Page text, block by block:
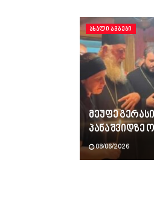
ᲐᲮᲐᲚᲘ ᲐᲛᲑᲔᲑᲘ
მეუფე
პანაშვიდზე
08/06/2026